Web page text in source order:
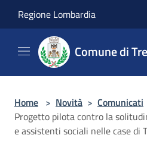
Regione Lombardia
Comune di
Home > Novità > Comunicati
Progetto pilota contro la
e assistenti sociali nelle case di